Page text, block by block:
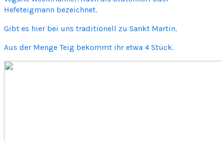
k
a
n
Hefeteigmann bezeichnet.
Gibt es hier bei uns traditionell zu Sankt Martin.
Aus der Menge Teig bekommt ihr etwa 4 Stück.